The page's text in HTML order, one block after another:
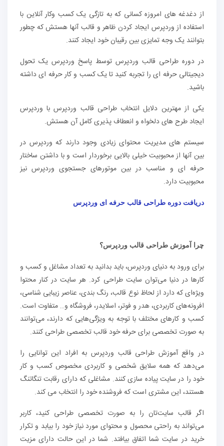
از دغدغه های امروزه کسانی که به تازگی یک کسب وکار آنلاین با
استفاده از وردپرس ایجاد کردن ظاهر و قالب آنها هستش که چطور
بتوانند یک وجه تمایزی بین رقیبان خود ایجاد کنند.
در دوره طراحی قالب وردپرس توسط پاسخ وردپرس یک تحول
دیجیتالی حرفه ای را تجربه کنید تا یک کسب و کار حرفه ای داشته
باشید.
یکی از مهترین دلایل انتخاب طراحی قالب وردپرس با وردپرس
ایجاد طرح های دلخواه و انعطاف پذیری کامل آن هستش.
سیستم های مدیریت محتوای زیادی وجود دارند که وردپرس در
بین آنها از محبوبیت خیلی بالایی برخوردار است و با داشتن ساختار
حرفه ای و مناسب در بین موتورهای جستجوی وردپرس نیز
محبوبیت دارد.
دریافت دوره طراحی قالب حرفه ای وردپرس
چرا آموزش طراحی قالب وردپرس؟
برای ورود به دنیای وردپرس، باید بدانید به تعداد مشاغل و کسب و
کارها در دنیا می‌توان سایت طراحی کرد. هر سایت در کنار محتوا
ویژه‌ای که دارد از لحاظ نوع قالب، رنگ بندی، عناصر زیبایی شناسی،
افرونه‌های کاربردی، هدر و فوتر، اسلایدر، فروشگاه و… متفاوت است.
کسب و کارهای مختلف با توجه به ویژگی‌هایی که دارند، می‌توانند
به صورت تخصصی برای حرفه خود قالب تخصصی طراحی کنند.
در واقع آموزش طراحی قالب وردپرس به افراد این توانایی را
می‌دهد که همه سلایق شخصی و کاربردی مخصوص کسب و کار
خود را در سایت پیاده سازی کنند. مشاغلی که دارای رقابت تنگاتنگ
هستند، این مشتری است که فروشنده خود را انتخاب می کند.
اگر قالب سایت‌تان را به صورت تخصصی طراحی کنید، کاربر
می‌تواند به راحتی محصول و محتوای مورد نیاز خود را بیابد و تکرار
خرید در سایت شما اتفاق بیافتد. شما در این حالت دارای مزیت